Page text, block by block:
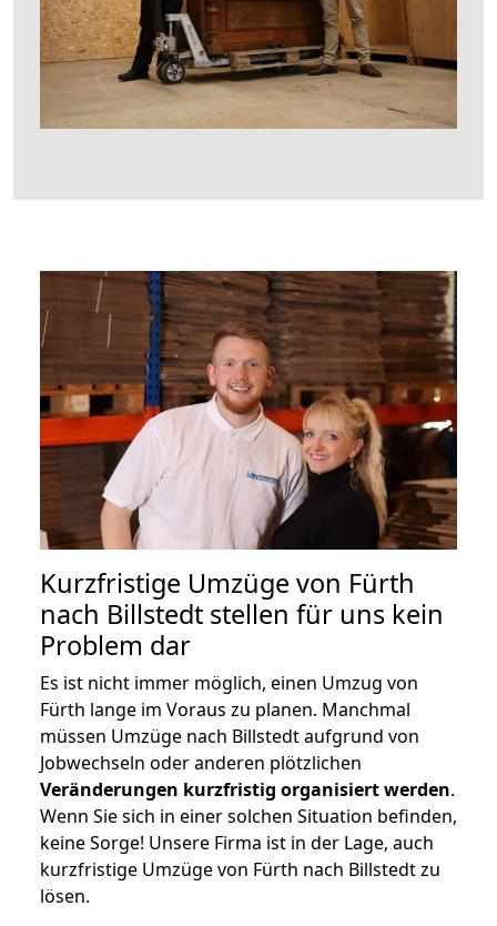
Kurzfristige Umzüge von Fürth
nach Billstedt stellen für uns kein
Problem dar
Es ist nicht immer möglich, einen Umzug von
Fürth lange im Voraus zu planen. Manchmal
müssen Umzüge nach Billstedt aufgrund von
Jobwechseln oder anderen plötzlichen
Veränderungen kurzfristig organisiert werden.
Wenn Sie sich in einer solchen Situation befinden,
keine Sorge! Unsere Firma ist in der Lage, auch
kurzfristige Umzüge von Fürth nach Billstedt zu
lösen.